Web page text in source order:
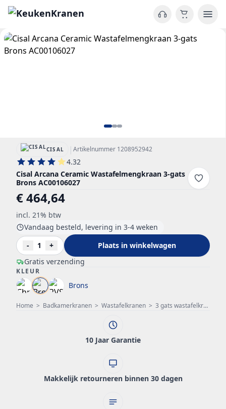
Home > Badkamerkranen > Wastafelkranen > 3 gats wastafelkraan
CISAL | Artikelnummer 1208952942
4.32
Cisal Arcana Ceramic Wastafelmengkraan 3-gats
Brons AC00106027
€ 464,64
incl. 21% btw
Gratis verzending
Vandaag besteld, levering in 3-4 weken
-
1 + Plaats in winkelwagen
KLEUR
Brons
10 Jaar Garantie
Makkelijk retourneren binnen 30 dagen